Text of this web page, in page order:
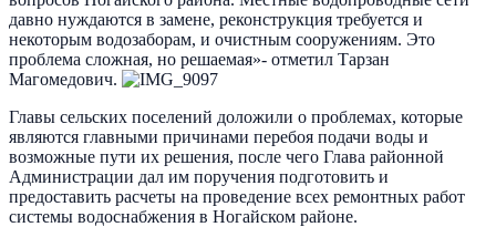
давно нуждаются в замене, реконструкция требуется и
некоторым водозаборам, и очистным сооружениям. Это
проблема сложная, но решаемая»- отметил Тарзан
Магомедович.
Главы сельских поселений доложили о проблемах, которые
являются главными причинами перебоя подачи воды и
возможные пути их решения, после чего Глава районной
Администрации дал им поручения подготовить и
предоставить расчеты на проведение всех ремонтных работ
системы водоснабжения в Ногайском районе.